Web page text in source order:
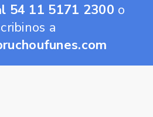
54 11 5171 2300 o
a